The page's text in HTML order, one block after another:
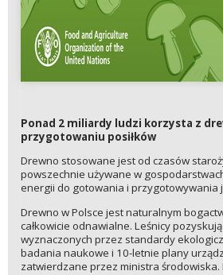
Ponad 2 miliardy ludzi korzysta z
przygotowaniu posiłków
Drewno stosowane jest od czasów
powszechnie używane w
energii do gotowania i przygotowywania
Drewno w Polsce jest naturalnym
całkowicie odnawialne. Leśnicy
wyznaczonych przez standardy
badania naukowe i 10-letnie plany
zatwierdzane przez ministra